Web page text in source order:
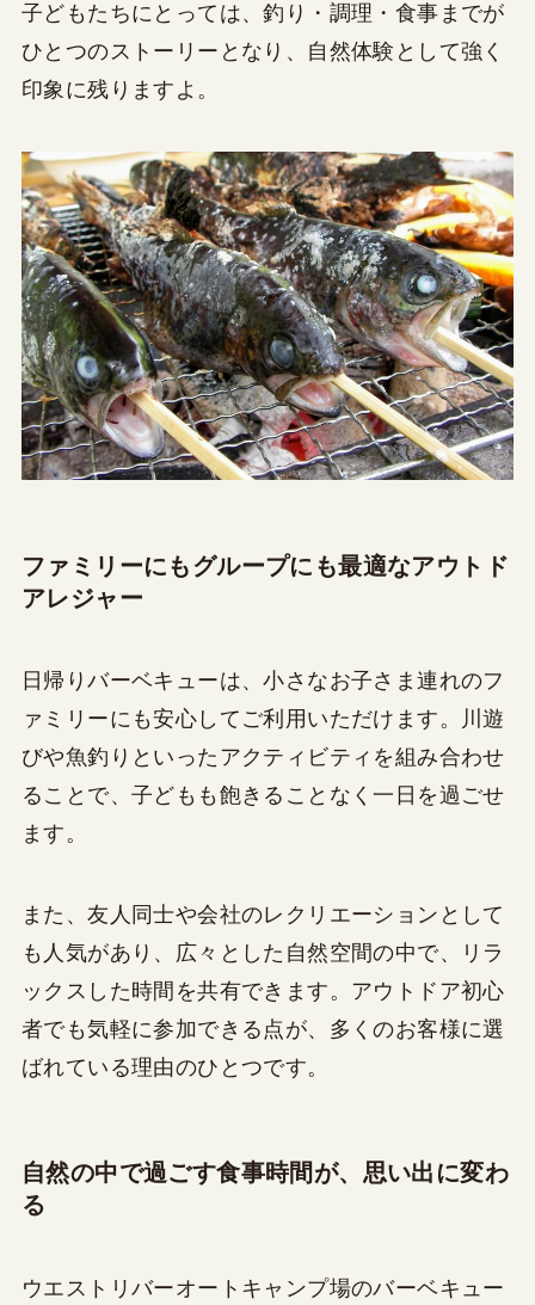
子どもたちにとっては、釣り・調理・食事までが
ひとつのストーリーとなり、自然体験として強く
印象に残りますよ。
ファミリーにもグループにも最適なアウトド
アレジャー
日帰りバーベキューは、小さなお子さま連れのフ
ァミリーにも安心してご利用いただけます。川遊
びや魚釣りといったアクティビティを組み合わせ
ることで、子どもも飽きることなく一日を過ごせ
ます。
また、友人同士や会社のレクリエーションとして
も人気があり、広々とした自然空間の中で、リラ
ックスした時間を共有できます。アウトドア初心
者でも気軽に参加できる点が、多くのお客様に選
ばれている理由のひとつです。
自然の中で過ごす食事時間が、思い出に変わ
る
ウエストリバーオートキャンプ場のバーベキュー